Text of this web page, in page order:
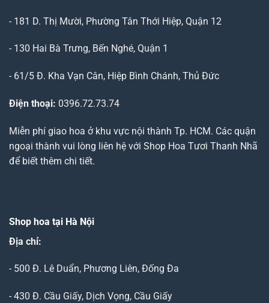
- 181 D. Thị Mười, Phường Tân Thới Hiệp, Quận 12
- 130 Hai Bà Trưng, Bến Nghé, Quận 1
- 61/5 Đ. Kha Vạn Cân, Hiệp Bình Chánh, Thủ Đức
Điện thoại: 0396.72.73.74
Miễn phí giao hoa ở khu vực nội thành Tp. HCM. Các quận
ngoại thành vui lòng liên hệ với Shop Hoa Tươi Thanh Nhã
để biết thêm chi tiết.
Shop hoa tại Hà Nội
Địa chỉ:
- 500 Đ. Lê Duẩn, Phương Liên, Đống Đa
- 430 Đ. Cầu Giấy, Dịch Vọng, Cầu Giấy